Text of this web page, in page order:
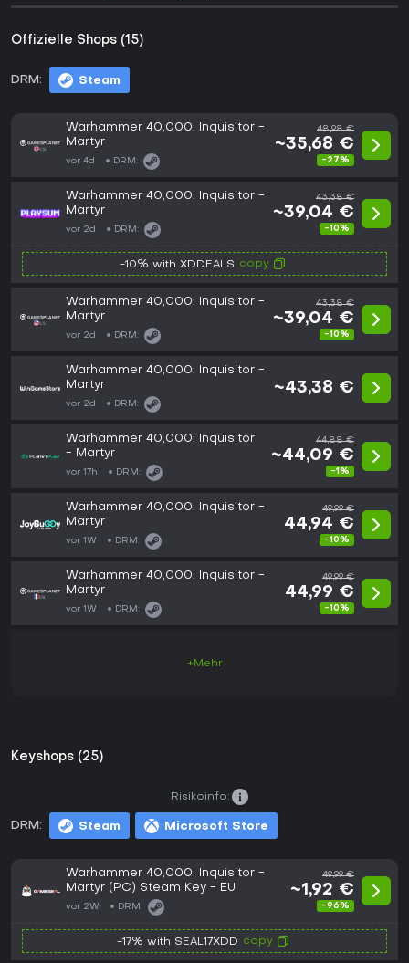
Offizielle Shops (15)
DRM: Steam
Warhammer 40,000: Inquisitor -
Martyr
vor 4d DRM:
48,98 €
~35,68 €
-27%
Warhammer 40,000: Inquisitor -
Martyr
vor 2d DRM:
43,38 €
~39,04 €
-10%
-10% with XDDEALS copy
Warhammer 40,000: Inquisitor -
Martyr
vor 2d DRM:
43,38 €
~39,04 €
-10%
Warhammer 40,000: Inquisitor -
Martyr
vor 2d DRM:
~43,38 €
Warhammer 40,000: Inquisitor
- Martyr
vor 17h DRM:
44,88 €
~44,09 €
-1%
Warhammer 40,000: Inquisitor -
Martyr
vor 1W DRM:
49,99 €
44,94 €
-10%
Warhammer 40,000: Inquisitor -
Martyr
vor 1W DRM:
49,99 €
44,99 €
-10%
+Mehr
Keyshops (25)
DRM: Steam Microsoft Store
Risikoinfo:
Warhammer 40,000: Inquisitor -
Martyr (PC) Steam Key - EU
vor 2W DRM:
49,99 €
~1,92 €
-96%
-17% with SEAL17XDD copy